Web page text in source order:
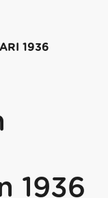
1936
1936